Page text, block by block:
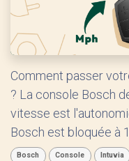
Comment passer
? La console Bosch
vitesse est
Bosch est bloquée à
Bosch Console Intuvia